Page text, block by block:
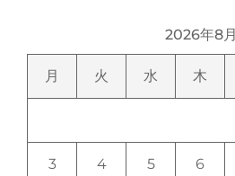
2026年8月
月 火 水 木
3 4 5 6